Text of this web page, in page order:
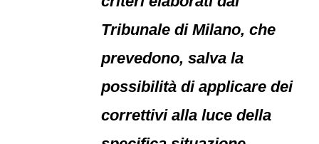
Tribunale di Milano, che
prevedono, salva la
possibilità di applicare dei
correttivi alla luce della